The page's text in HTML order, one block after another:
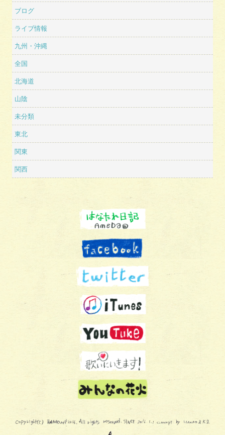
ブログ
ライブ情報
九州・沖縄
全国
北海道
山陰
未分類
東北
関東
関西